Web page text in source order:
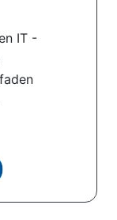
IT -